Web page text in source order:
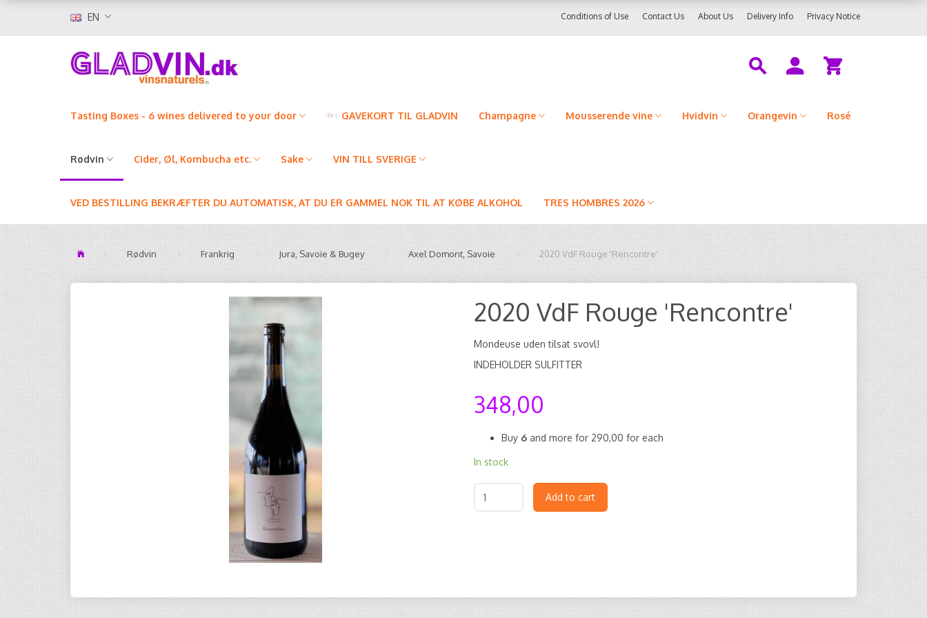
EN Privacy Notice
Delivery Info
About Us
Contact Us
Conditions of Use
Tasting Boxes - 6 wines delivered to your door GAVEKORT TIL GLADVIN Champagne Mousserende vine Hvidvin Orangevin Rosé
Rødvin Cider, Øl, Kombucha etc. Sake VIN TILL SVERIGE
VED BESTILLING BEKRÆFTER DU AUTOMATISK, AT DU ER GAMMEL NOK TIL AT KØBE ALKOHOL TRES HOMBRES 2026
Rødvin Frankrig Jura, Savoie & Bugey Axel Domont, Savoie 2020 VdF Rouge 'Rencontre'
2020 VdF Rouge 'Rencontre'
Mondeuse uden tilsat svovl!
INDEHOLDER SULFITTER
348,00
Buy 6 and more for 290,00 for each
In stock
Add to cart